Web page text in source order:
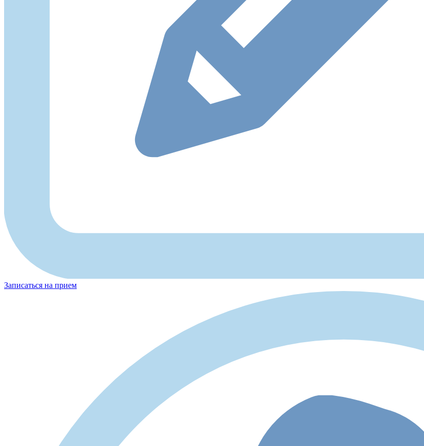
Записаться на прием